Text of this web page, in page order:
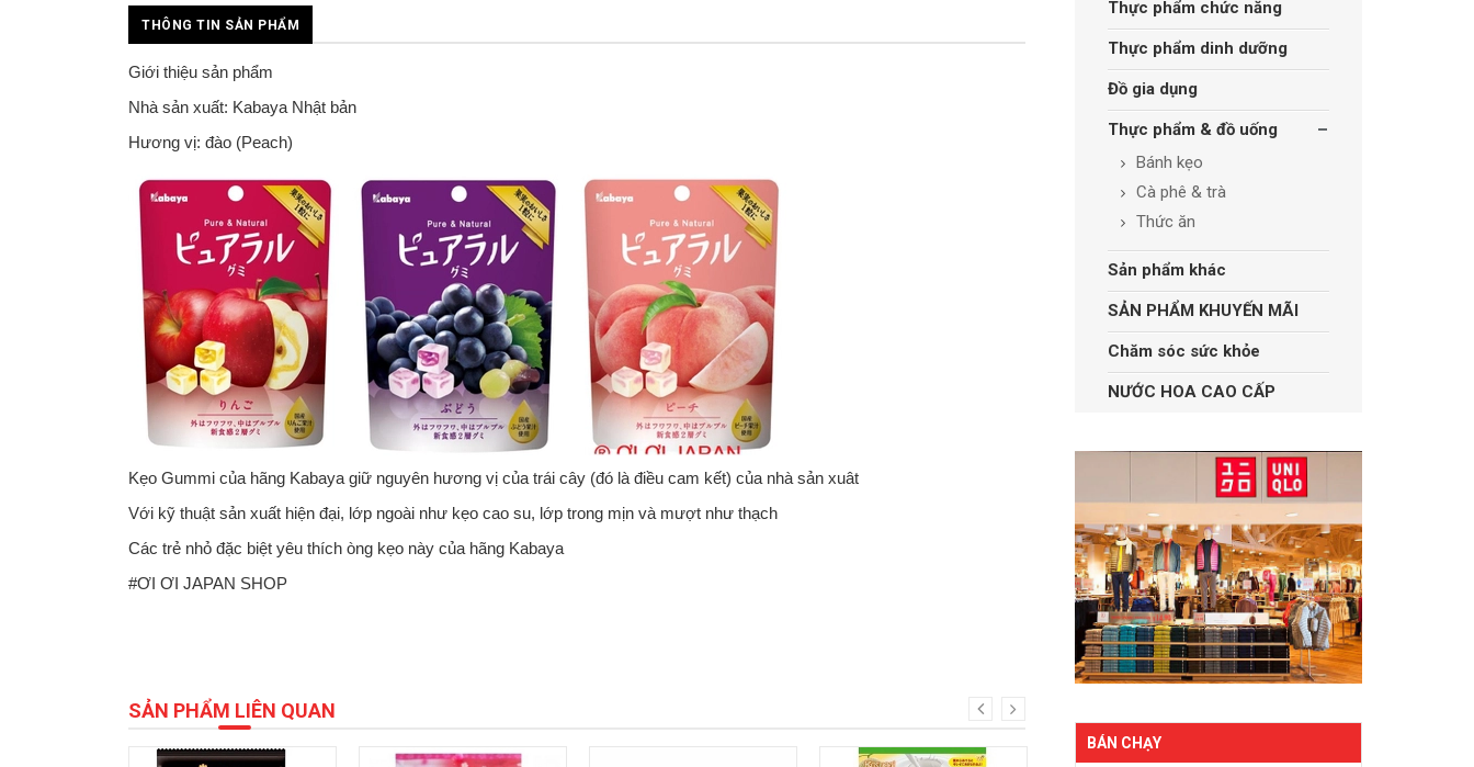
THÔNG TIN SẢN PHẨM
Giới thiệu sản phẩm
Nhà sản xuất: Kabaya Nhật bản
Hương vị: đào (Peach)
Kẹo Gummi của hãng Kabaya giữ nguyên hương vị của trái cây (đó là điều cam kết) của nhà sản xuât
Với kỹ thuật sản xuất hiện đại, lớp ngoài như kẹo cao su, lớp trong mịn và mượt như thạch
Các trẻ nhỏ đặc biệt yêu thích òng kẹo này của hãng Kabaya
#ƠI ƠI JAPAN SHOP
SẢN PHẨM LIÊN QUAN
Thực phẩm chức năng
Thực phẩm dinh dưỡng
Đồ gia dụng
Thực phẩm & đồ uống
Bánh kẹo
Cà phê & trà
Thức ăn
Sản phẩm khác
SẢN PHẨM KHUYẾN MÃI
Chăm sóc sức khỏe
NƯỚC HOA CAO CẤP
BÁN CHẠY